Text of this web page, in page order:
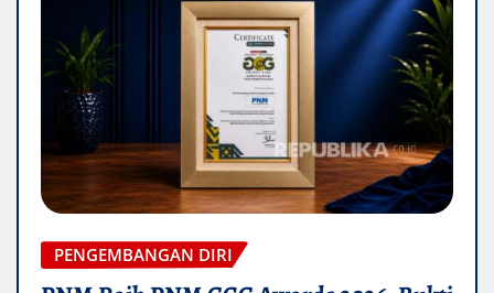
PENGEMBANGAN DIRI